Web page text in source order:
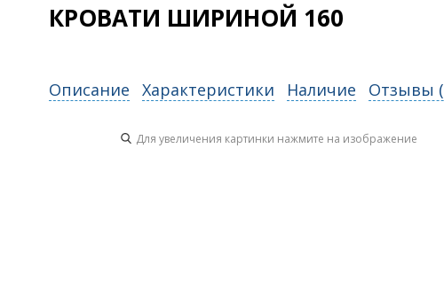
КРОВАТИ ШИРИНОЙ 160
Описание Характеристики Наличие Отзывы (
Для увеличения картинки нажмите на изображение